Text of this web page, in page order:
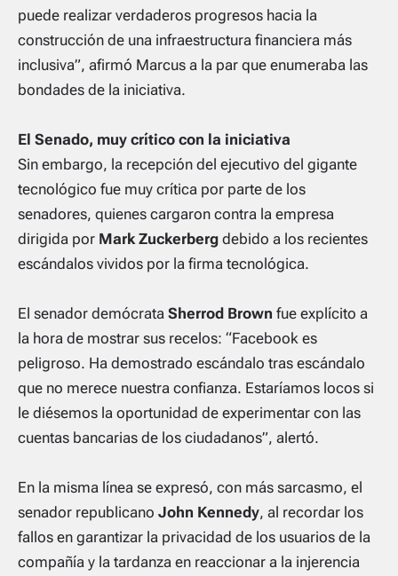
puede realizar verdaderos progresos hacia la
construcción de una infraestructura financiera más
inclusiva”, afirmó Marcus a la par que enumeraba las
bondades de la iniciativa.
El Senado, muy crítico con la iniciativa
Sin embargo, la recepción del ejecutivo del gigante
tecnológico fue muy crítica por parte de los
senadores, quienes cargaron contra la empresa
dirigida por Mark Zuckerberg debido a los recientes
escándalos vividos por la firma tecnológica.
El senador demócrata Sherrod Brown fue explícito a
la hora de mostrar sus recelos: “Facebook es
peligroso. Ha demostrado escándalo tras escándalo
que no merece nuestra confianza. Estaríamos locos si
le diésemos la oportunidad de experimentar con las
cuentas bancarias de los ciudadanos”, alertó.
En la misma línea se expresó, con más sarcasmo, el
senador republicano John Kennedy, al recordar los
fallos en garantizar la privacidad de los usuarios de la
compañía y la tardanza en reaccionar a la injerencia